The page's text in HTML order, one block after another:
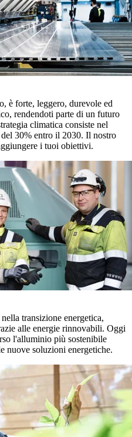
è forte, leggero, durevole ed
rendendoti parte di un futuro
climatica consiste nel
30% entro il 2030. Il nostro
i tuoi obiettivi.
transizione energetica,
alle energie rinnovabili. Oggi
l'alluminio più sostenibile
nuove soluzioni energetiche.